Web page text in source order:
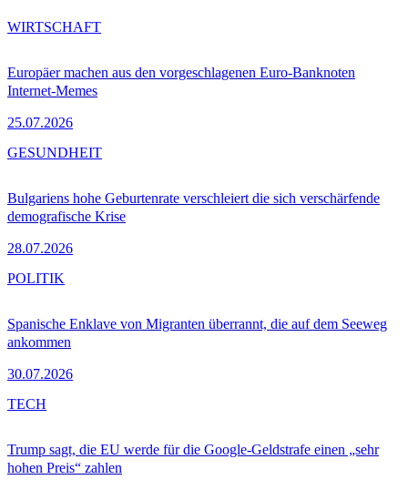
Europäer machen aus den vorgeschlagenen Euro-Banknoten
Internet-Memes
25.07.2026
WIRTSCHAFT
Bulgariens hohe Geburtenrate verschleiert die sich verschärfende
demografische Krise
28.07.2026
GESUNDHEIT
Spanische Enklave von Migranten überrannt, die auf dem Seeweg
ankommen
30.07.2026
POLITIK
Trump sagt, die EU werde für die Google-Geldstrafe einen „sehr
hohen Preis“ zahlen
TECH